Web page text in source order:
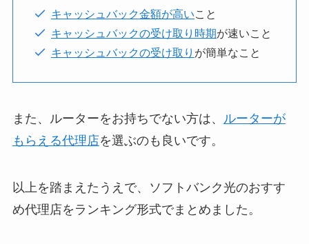
キャッシュバック金額が高いこと
キャッシュバックの受け取り時期が速いこと
キャッシュバックの受け取り が簡単なこと
また、ルーターをお持ちでない方は、
ルーターが
もらえる代理店を選ぶのも良いです。
以上を踏まえたうえで、ソフトバンク光のおすす
め代理店をランキング形式でまとめました。